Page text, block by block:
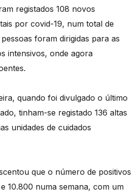
registados 108 novos
por covid-19, num total de
foram dirigidas para as
intensivos, onde agora
quando foi divulgado o último
tinham-se registado 136 altas
unidades de cuidados
que o número de positivos
10.800 numa semana, com um